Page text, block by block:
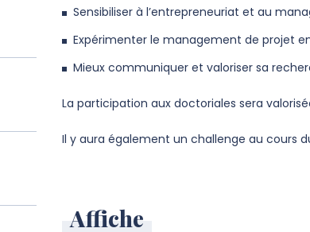
Sensibiliser à l’entrepreneuriat et au
Expérimenter le management de projet
Mieux communiquer et valoriser sa
La participation aux doctoriales sera
Il y aura également un challenge au cours
Affiche